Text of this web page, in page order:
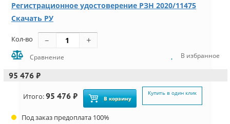
Регистрационное удостоверение РЗН 2020/11475
Скачать РУ
Кол-во
Сравнение В избранное
95 476 ₽
Итого:95 476 ₽ В корзину
Купить в один клик
Под заказ предоплата 100%